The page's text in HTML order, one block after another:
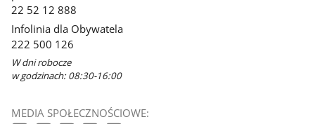
22 52 12 888
Infolinia dla Obywatela
222 500 126
W dni robocze
w godzinach: 08:30-16:00
MEDIA SPOŁECZNOŚCIOWE: